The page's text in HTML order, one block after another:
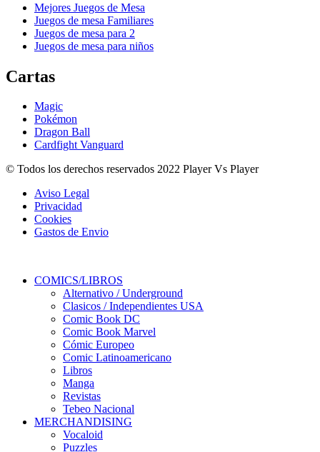
Mejores Juegos de Mesa
Juegos de mesa Familiares
Juegos de mesa para 2
Juegos de mesa para niños
Cartas
Magic
Pokémon
Dragon Ball
Cardfight Vanguard
© Todos los derechos reservados 2022 Player Vs Player
Aviso Legal
Privacidad
Cookies
Gastos de Envio
COMICS/LIBROS
Alternativo / Underground
Clasicos / Independientes USA
Comic Book DC
Comic Book Marvel
Cómic Europeo
Comic Latinoamericano
Libros
Manga
Revistas
Tebeo Nacional
MERCHANDISING
Vocaloid
Puzzles